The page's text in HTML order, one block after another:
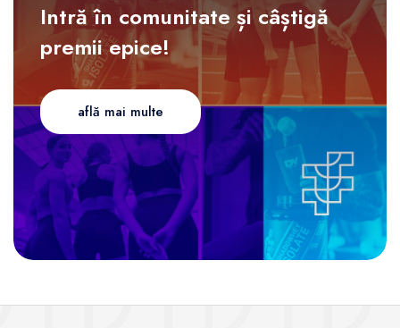
Intră în comunitate și câștigă
premii epice!
află mai multe